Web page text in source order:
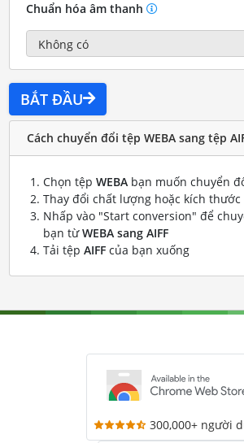
Chuẩn hóa âm thanh
BẮT ĐẦU
Cách chuyển đổi tệp WEBA sang tệp
Chọn tệp WEBAbạn muốn chuyển
Thay đổi chất lượng hoặc kích thước
Nhấp vào "Start conversion" để
bạn từWEBA sang AIFF
Tải tệp AIFFcủa bạn xuống
300,000+ người